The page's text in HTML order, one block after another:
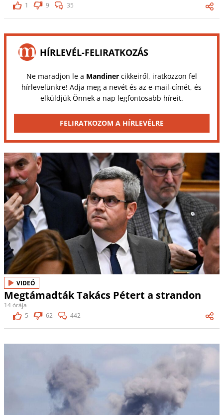
1
9 35
HÍRLEVÉL-FELIRATKOZÁS
Ne maradjon le a Mandinercikkeiről, iratkozzon fel
hírlevelünkre! Adja meg a nevét és az e-mail-címét, és
elküldjük Önnek a nap legfontosabb híreit.
FELIRATKOZOM A HÍRLEVÉLRE
VIDEÓ
Megtámadták Takács Pétert a strandon
14 órája
5
62 442